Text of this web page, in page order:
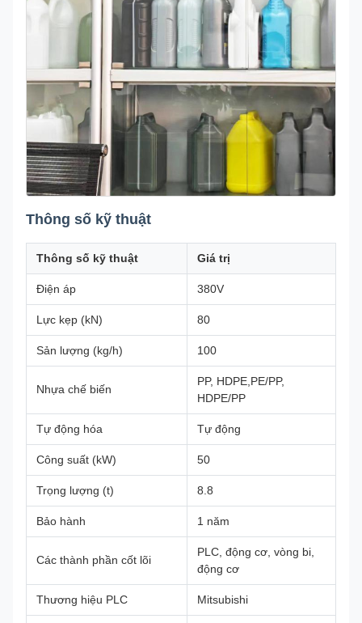
Thông số kỹ thuật
Thông số kỹ thuật Giá trị
Điện áp 380V
Lực kẹp (kN) 80
Sản lượng (kg/h) 100
Nhựa chế biến
PP, HDPE,PE/PP,
HDPE/PP
Tự động hóa Tự động
Công suất (kW) 50
Trọng lượng (t) 8.8
Bảo hành 1 năm
Các thành phần cốt lõi
PLC, động cơ, vòng bi,
động cơ
Thương hiệu PLC Mitsubishi